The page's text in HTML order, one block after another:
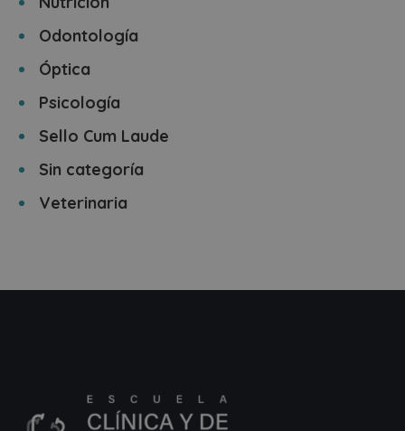
Odontología
Óptica
Psicología
Sello Cum Laude
Sin categoría
Veterinaria